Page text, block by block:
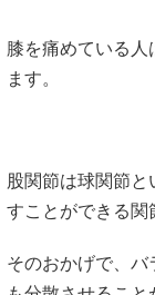
膝を痛めている人
ます。
股関節は球関節
すことができる関
そのおかげで、バ